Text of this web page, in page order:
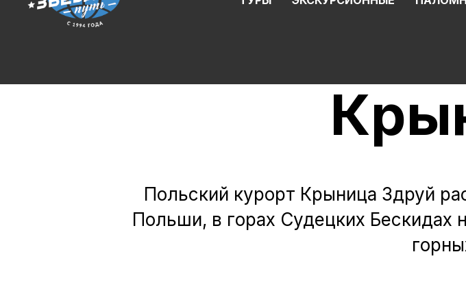
Польский курорт Крыница Здруй
Польши, в горах Судецких